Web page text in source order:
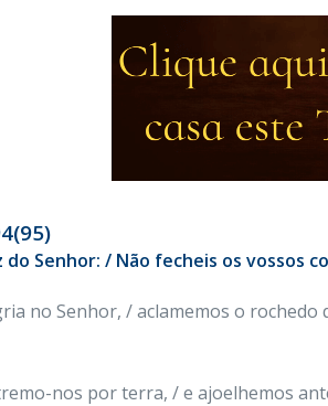
Senhor: / Não fecheis os vossos
no Senhor, / aclamemos o
nos por terra, / e ajoelhemos